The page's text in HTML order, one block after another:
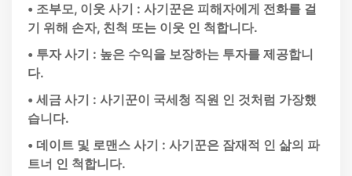
• 조부모, 이웃 사기 : 사기꾼은 피해자에게 전화를 걸
기 위해 손자, 친척 또는 이웃 인 척합니다.
• 투자 사기 : 높은 수익을 보장하는 투자를 제공합니
다.
• 세금 사기 : 사기꾼이 국세청 직원 인 것처럼 가장했
습니다.
• 데이트 및 로맨스 사기 : 사기꾼은 잠재적 인 삶의 파
트너 인 척합니다.